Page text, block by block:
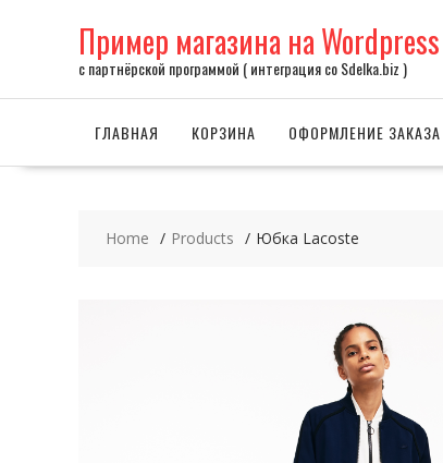
Пример магазина на Wordpress
с партнёрской программой ( интеграция со Sdelka.biz )
ГЛАВНАЯ КОРЗИНА ОФОРМЛЕНИЕ ЗАКАЗА
Home Products Юбка Lacoste